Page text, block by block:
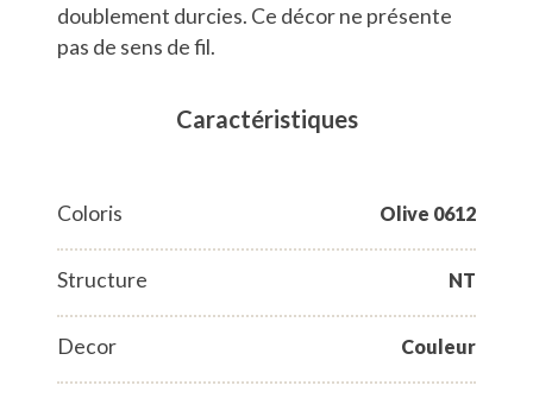
doublement durcies. Ce décor ne présente
pas de sens de fil.
Caractéristiques
Coloris Olive 0612
Structure NT
Decor Couleur